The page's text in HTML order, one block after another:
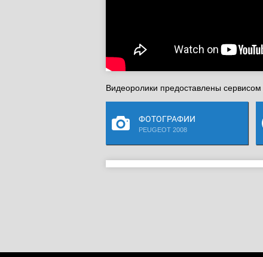
Видеоролики предоставлены сервисом
ФОТОГРАФИИ
PEUGEOT 2008